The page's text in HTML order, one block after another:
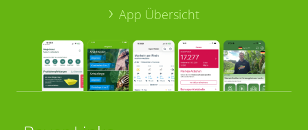
App Übersicht